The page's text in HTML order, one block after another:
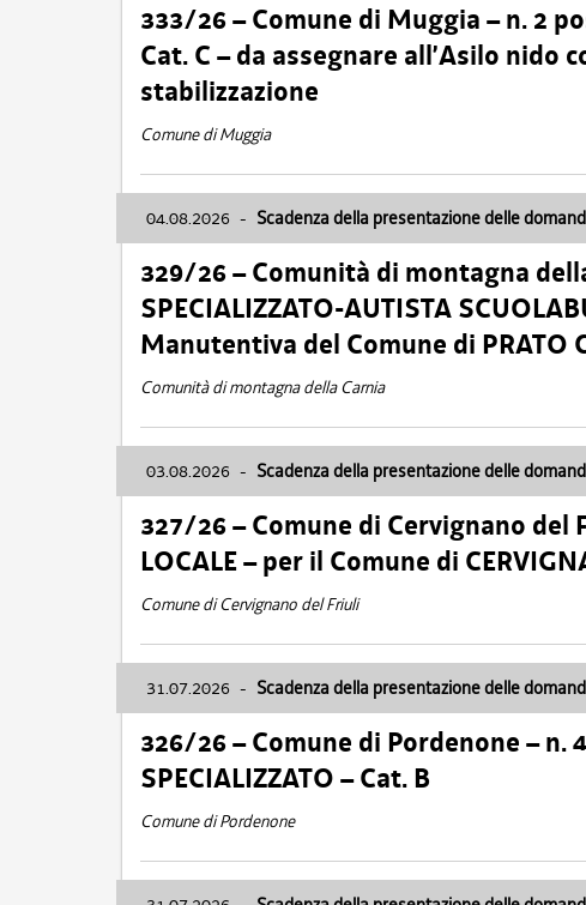
333/26 – Comune di Muggia – n. 2
Cat. C – da assegnare all’Asilo nido
stabilizzazione
Comune di Muggia
04.08.2026 - Scadenza della presentazione delle
329/26 – Comunità di montagna
SPECIALIZZATO-AUTISTA
Manutentiva del Comune di PRATO
Comunità di montagna della Carnia
03.08.2026 - Scadenza della presentazione delle
327/26 – Comune di Cervignano del
LOCALE – per il Comune di
Comune di Cervignano del Friuli
31.07.2026 - Scadenza della presentazione delle
326/26 – Comune di Pordenone – n.
SPECIALIZZATO – Cat. B
Comune di Pordenone